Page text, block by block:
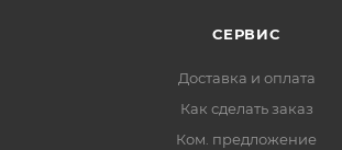
СЕРВИС
Доставка и оплата
Как сделать заказ
Ком. предложение